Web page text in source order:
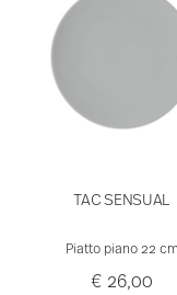
TAC SENSUAL
Piatto piano 22 cm
€ 26,00